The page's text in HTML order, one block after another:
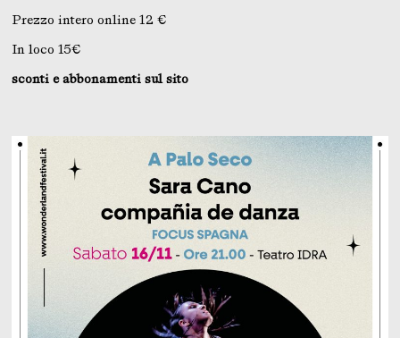
Prezzo intero online 12 €
In loco 15€
sconti e abbonamenti sul sito